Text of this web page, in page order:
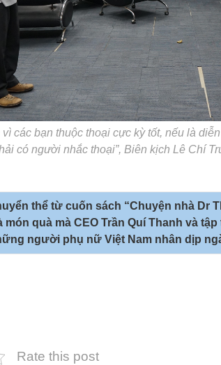
vì các bạn thuộc thoại cực kỳ tốt, nếu là
có người nhắc thoại”, Biên kịch Lê Chí
thể từ cuốn sách “Chuyện nhà Dr
quà mà CEO Trần Quí Thanh và
người phụ nữ Việt Nam nhân dịp
Rate this post